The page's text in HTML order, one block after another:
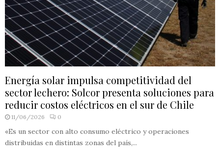
Energía solar impulsa competitividad del
sector lechero: Solcor presenta soluciones para
reducir costos eléctricos en el sur de Chile
11/06/2026 0
«Es un sector con alto consumo eléctrico y operaciones
distribuidas en distintas zonas del país,...